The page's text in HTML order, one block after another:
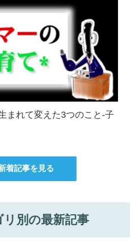
まれて変えた3つのこと-子
着記事を見る
リ別の最新記事